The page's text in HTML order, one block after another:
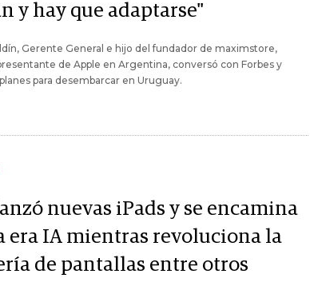
y hay que adaptarse"
Gerente General e hijo del fundador de maximstore,
de Apple en Argentina, conversó con Forbes y
para desembarcar en Uruguay.
nuevas iPads y se encamina
era IA mientras revoluciona la
de pantallas entre otros